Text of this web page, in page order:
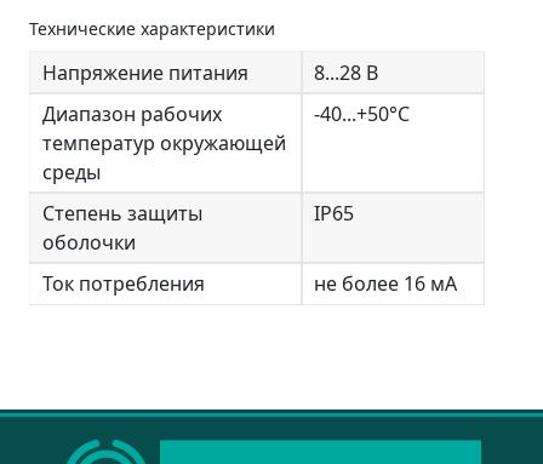
Технические характеристики
Напряжение питания
8...28 В
Диапазон рабочих
температур окружающей
среды
-40...+50°C
Степень защиты
оболочки
IP65
Ток потребления не более 16 мА